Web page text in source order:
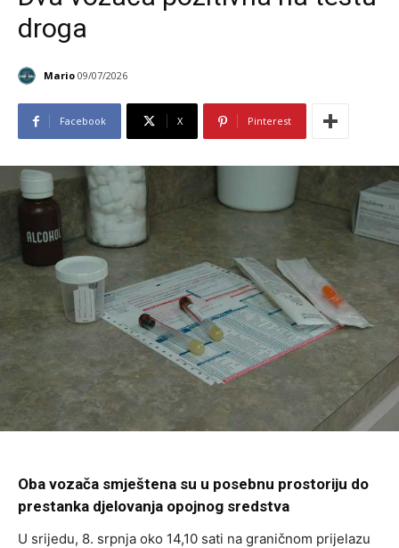
droga
Mario 09/07/2026
Facebook X Pinterest
Oba vozača smještena su u posebnu prostoriju do
prestanka djelovanja opojnog sredstva
U srijedu, 8. srpnja oko 14,10 sati na graničnom prijelazu